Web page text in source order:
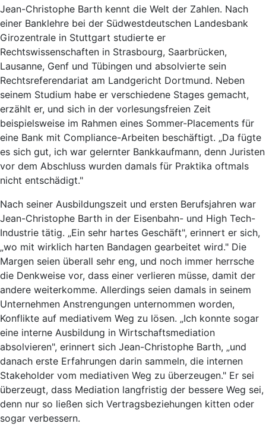
Jean-Christophe Barth kennt die Welt der Zahlen. Nach
einer Banklehre bei der Südwestdeutschen Landesbank
Girozentrale in Stuttgart studierte er
Rechtswissenschaften in Strasbourg, Saarbrücken,
Lausanne, Genf und Tübingen und absolvierte sein
Rechtsreferendariat am Landgericht Dortmund. Neben
seinem Studium habe er verschiedene Stages gemacht,
erzählt er, und sich in der vorlesungsfreien Zeit
beispielsweise im Rahmen eines Sommer-Placements für
eine Bank mit Compliance-Arbeiten beschäftigt. „Da fügte
es sich gut, ich war gelernter Bankkaufmann, denn Juristen
vor dem Abschluss wurden damals für Praktika oftmals
nicht entschädigt."
Nach seiner Ausbildungszeit und ersten Berufsjahren war
Jean-Christophe Barth in der Eisenbahn- und High Tech-
Industrie tätig. „Ein sehr hartes Geschäft", erinnert er sich,
„wo mit wirklich harten Bandagen gearbeitet wird." Die
Margen seien überall sehr eng, und noch immer herrsche
die Denkweise vor, dass einer verlieren müsse, damit der
andere weiterkomme. Allerdings seien damals in seinem
Unternehmen Anstrengungen unternommen worden,
Konflikte auf mediativem Weg zu lösen. „Ich konnte sogar
eine interne Ausbildung in Wirtschaftsmediation
absolvieren", erinnert sich Jean-Christophe Barth, „und
danach erste Erfahrungen darin sammeln, die internen
Stakeholder vom mediativen Weg zu überzeugen." Er sei
überzeugt, dass Mediation langfristig der bessere Weg sei,
denn nur so ließen sich Vertragsbeziehungen kitten oder
sogar verbessern.